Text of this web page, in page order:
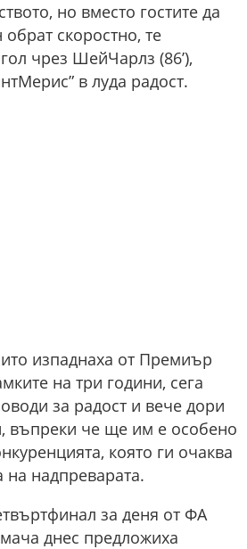
но вместо гостите да
скоростно, те
чрез ШейЧарлз (86’),
в луда радост.
изпаднаха от Премиър
на три години, сега
за радост и вече дори
въпреки че ще им е особено
която ги очаква
на надпреварата.
за деня от ФА
днес предложиха